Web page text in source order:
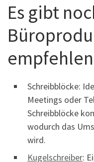
Es gibt
Schreibblöcke:
Meetings oder
Schreibblöcke
wodurch das
wird.
Kugelschreiber: